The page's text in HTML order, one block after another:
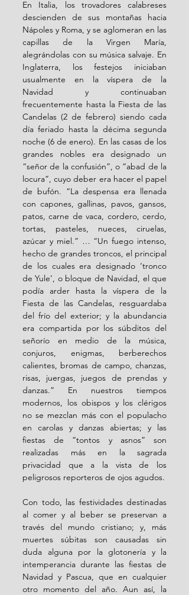
En Italia, los trovadores calabreses
descienden de sus montañas hacia
Nápoles y Roma, y se aglomeran en las
capillas de la Virgen María,
alegrándolas con su música salvaje. En
Inglaterra, los festejos iniciaban
usualmente en la víspera de la
Navidad y continuaban
frecuentemente hasta la Fiesta de las
Candelas (2 de febrero) siendo cada
día feriado hasta la décima segunda
noche (6 de enero). En las casas de los
grandes nobles era designado un
“señor de la confusión”, o “abad de la
locura”, cuyo deber era hacer el papel
de bufón. “La despensa era llenada
con capones, gallinas, pavos, gansos,
patos, carne de vaca, cordero, cerdo,
tortas, pasteles, nueces, ciruelas,
azúcar y miel.” … “Un fuego intenso,
hecho de grandes troncos, el principal
de los cuales era designado ‘tronco
de Yule’, o bloque de Navidad, el que
podía arder hasta la víspera de la
Fiesta de las Candelas, resguardaba
del frío del exterior; y la abundancia
era compartida por los súbditos del
señorío en medio de la música,
conjuros, enigmas, berberechos
calientes, bromas de campo, chanzas,
risas, juergas, juegos de prendas y
danzas.” En nuestros tiempos
modernos, los obispos y los clérigos
no se mezclan más con el populacho
en carolas y danzas abiertas; y las
fiestas de “tontos y asnos” son
realizadas más en la sagrada
privacidad que a la vista de los
Con todo, las festividades destinadas
al comer y al beber se preservan a
través del mundo cristiano; y, más
muertes súbitas son causadas sin
duda alguna por la glotonería y la
intemperancia durante las fiestas de
Navidad y Pascua, que en cualquier
otro momento del año. Aun así, la